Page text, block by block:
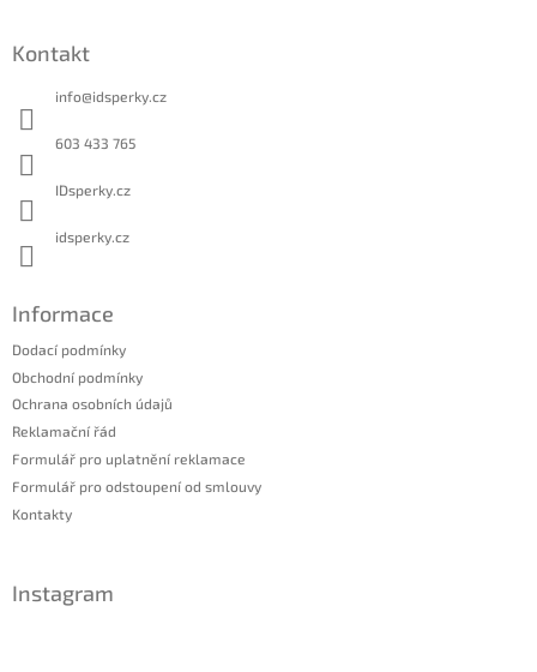
Kontakt
info@idsperky.cz
603 433 765
IDsperky.cz
idsperky.cz
Informace
Dodací podmínky
Obchodní podmínky
Ochrana osobních údajů
Reklamační řád
Formulář pro uplatnění reklamace
Formulář pro odstoupení od smlouvy
Kontakty
Instagram